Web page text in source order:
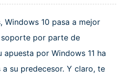
Windows 10 pasa a mejor
soporte por parte de
por Windows 11 ha
su predecesor. Y claro, te